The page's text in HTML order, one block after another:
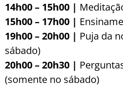
14h00 – 15h00 |
15h00 – 17h00 |
19h00 – 20h00 | Puja da
sábado)
20h00 – 20h30 |
(somente no sábado)